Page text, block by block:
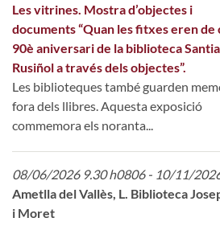
Les vitrines. Mostra d’objectes i
documents “Quan les fitxes eren de
90è aniversari de la biblioteca
Rusiñol a través dels objectes”.
Les biblioteques també guarden
fora dels llibres. Aquesta exposició
commemora els noranta...
08/06/2026 9.30 h0806 - 10/11/
Ametlla del Vallès, L. Biblioteca
i Moret